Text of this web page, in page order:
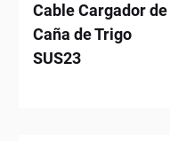
Cable Cargador de
Caña de Trigo
SUS23